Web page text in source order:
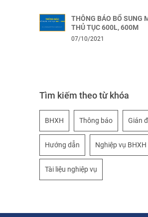
THÔNG BÁO BỔ SUNG
THỦ TỤC 600L, 600M
07/10/2021
Tìm kiếm theo từ khóa
BHXH Thông báo Gián
Hướng dẫn Nghiệp vụ BHXH
Tài liệu nghiệp vụ